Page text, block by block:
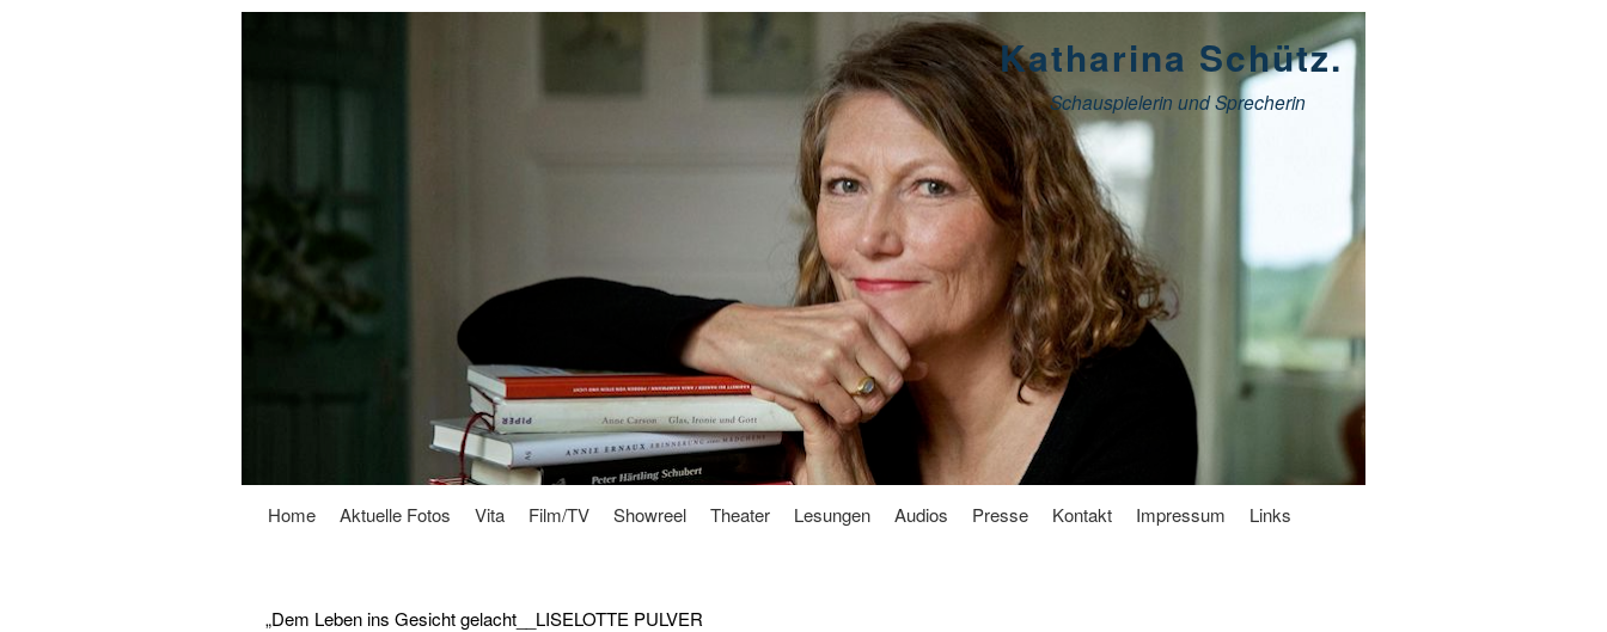
Katharina Schütz.
Schauspielerin und Sprecherin
Home Aktuelle Fotos Vita Film/TV Showreel Theater Lesungen Audios Presse Kontakt Impressum Links
„Dem Leben ins Gesicht gelacht__LISELOTTE PULVER